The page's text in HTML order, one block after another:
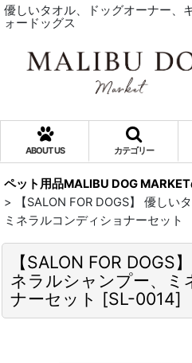
優しいタオル、ドッグオーナー、
ォードッグス
ABOUT US カテゴリー
ペット用品MALIBU DOG
>
【SALON FOR DOGS】 優し
ミネラルコンディショナーセット
【SALON FOR
ネラルシャンプー、ミ
ナーセット [SL-0014]